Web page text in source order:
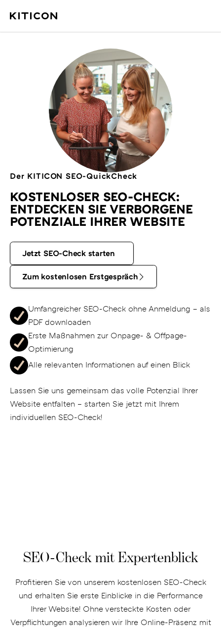
Der KITICON SEO-QuickCheck
KOSTENLOSER SEO-CHECK:
ENTDECKEN SIE VERBORGENE
POTENZIALE IHRER WEBSITE
Umfangreicher SEO-Check ohne Anmeldung – als
PDF downloaden
Erste Maßnahmen zur Onpage- & Offpage-
Optimierung
Alle relevanten Informationen auf einen Blick
Lassen Sie uns gemeinsam das volle Potenzial Ihrer
Website entfalten – starten Sie jetzt mit Ihrem
individuellen SEO-Check!
Jetzt
SEO-
Check
starten
Jetzt SEO-Check starten
Zum
kostenlosen
Zum kostenlosen Erstgespräch
SEO-Check mit Expertenblick
Profitieren Sie von unserem kostenlosen SEO-Check
und erhalten Sie erste Einblicke in die Performance
Ihrer Website! Ohne versteckte Kosten oder
Verpflichtungen analysieren wir Ihre Online-Präsenz mit